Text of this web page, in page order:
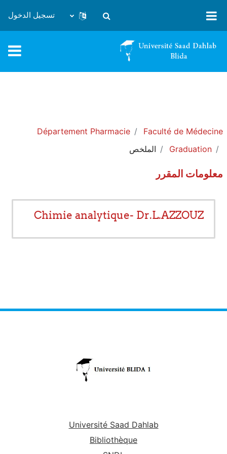
تبديل إدخال البحث
تسجيل الدخول
Faculté de Médecine
Département Pharmacie
Graduation
الملخص
معلومات المقرر
Chimie analytique- Dr.L.AZZOUZ
Université Saad Dahlab
Bibliothèque